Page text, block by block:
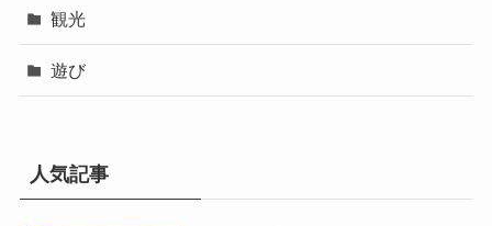
観光
遊び
人気記事